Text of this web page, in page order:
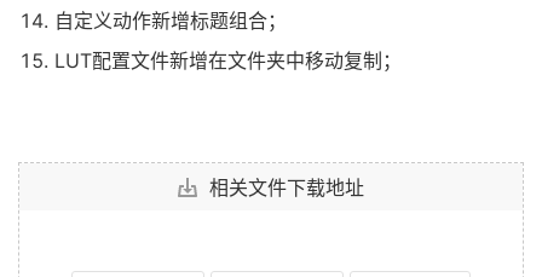
自定义动作新增标题组合；
LUT配置文件新增在文件夹中移动复制；
相关文件下载地址